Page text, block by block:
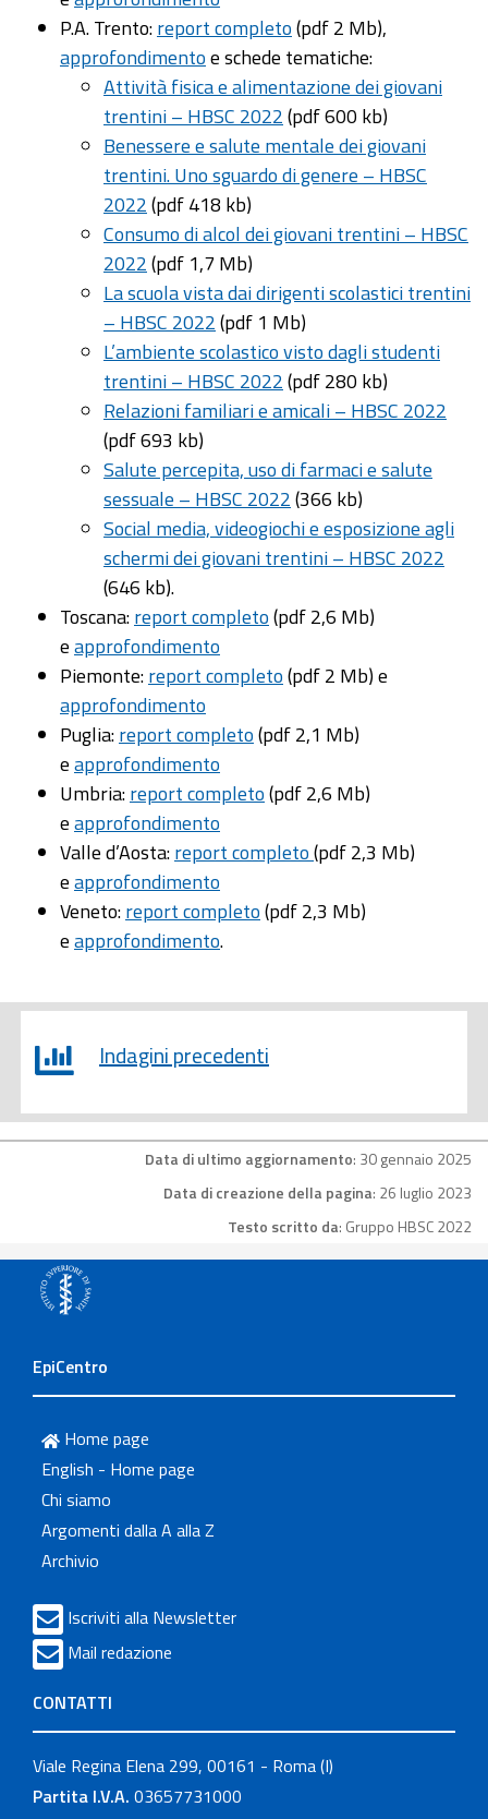
P.A. Trento:report completo(pdf 2 Mb),
approfondimentoe schede tematiche:
Attività fisica e alimentazione dei giovani
trentini – HBSC 2022(pdf 600 kb)
Benessere e salute mentale dei giovani
trentini. Uno sguardo di genere – HBSC
2022(pdf 418 kb)
Consumo di alcol dei giovani trentini – HBSC
2022(pdf 1,7 Mb)
La scuola vista dai dirigenti scolastici trentini
– HBSC 2022(pdf 1 Mb)
L’ambiente scolastico visto dagli studenti
trentini – HBSC 2022(pdf 280 kb)
Relazioni familiari e amicali – HBSC 2022
(pdf 693 kb)
Salute percepita, uso di farmaci e salute
sessuale – HBSC 2022(366 kb)
Social media, videogiochi e esposizione agli
schermi dei giovani trentini – HBSC 2022
(646 kb).
Toscana:report completo(pdf 2,6 Mb)
eapprofondimento
Piemonte:report completo(pdf 2 Mb) e
approfondimento
Puglia:report completo(pdf 2,1 Mb)
eapprofondimento
Umbria:report completo(pdf 2,6 Mb)
eapprofondimento
Valle d’Aosta:report completo(pdf 2,3 Mb)
eapprofondimento
Veneto:report completo(pdf 2,3 Mb)
eapprofondimento.
Indagini precedenti
Data di ultimo aggiornamento: 30 gennaio 2025
Data di creazione della pagina: 26 luglio 2023
Testo scritto da: Gruppo HBSC 2022
EpiCentro
Home page
English - Home page
Chi siamo
Argomenti dalla A alla Z
Archivio
Iscriviti alla Newsletter
Mail redazione
CONTATTI
Viale Regina Elena 299, 00161 - Roma (I)
Partita I.V.A. 03657731000